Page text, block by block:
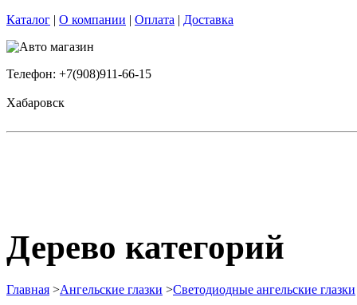
Каталог | О компании | Оплата | Доставка
Телефон: +7(908)911-66-15
Хабаровск
Дерево категорий
Главная >Ангельские глазки >Светодиодные ангельские глазки